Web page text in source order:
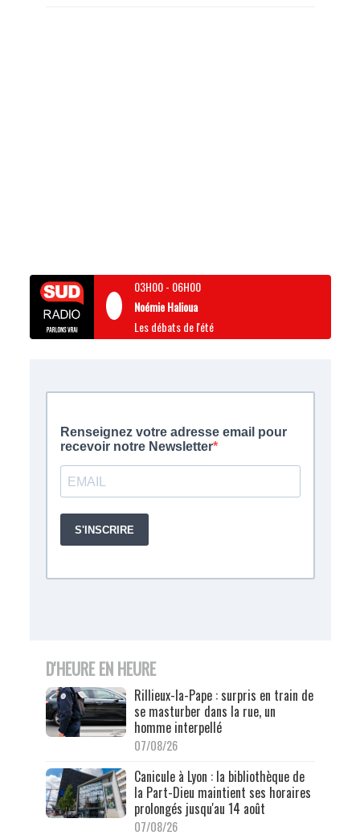
03H00- 06H00
Noémie Halioua
Les débats de l'été
D'HEURE EN HEURE
Rillieux-la-Pape : surpris en train de
se masturber dans la rue, un
homme interpellé
07/08/26
Canicule à Lyon : la bibliothèque de
la Part-Dieu maintient ses horaires
prolongés jusqu'au 14 août
07/08/26